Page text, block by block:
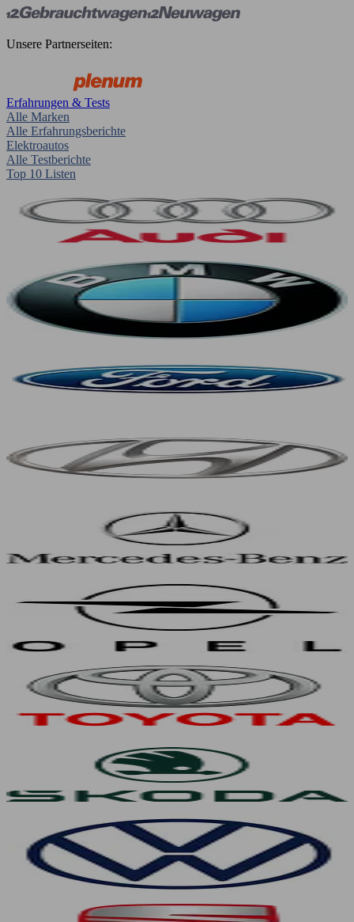
Unsere Partnerseiten:
Erfahrungen & Tests
Alle Marken
Alle Erfahrungsberichte
Elektroautos
Alle Testberichte
Top 10 Listen